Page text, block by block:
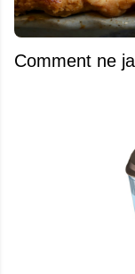
Comment ne